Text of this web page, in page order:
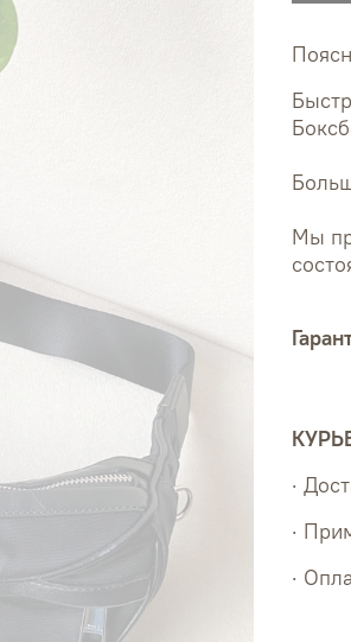
Мы
·
·
·